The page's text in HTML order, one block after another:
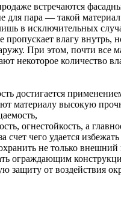
встречаются
для пара — такой
в исключительных
пропускает влагу внутрь,
При этом, почти все
некоторое количество
достигается
материалу высокую
огнестойкость, а
счет чего удается
не только внешний
ограждающим
защиту от воздействия